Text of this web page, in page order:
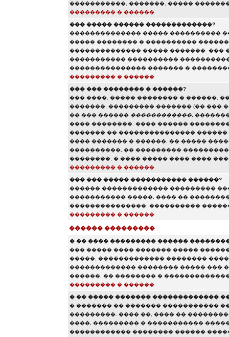
�����������, �������, �����
��������� � ������
��� ����� ������ �������������?
�������������� ����� ����������
����� �������� � ����������
�������������� ����� �������. ���
����������� ����������
��������������� ������� �
��������� � ������
��� ��� �������� � ������?
��� ����, ����� �������� � ������,
�������, ��������� ������� (�� ���
�� ��� ������ ������������,
���� ��������. ���� ������
������� �� ���������������
���� ������� � ������, �� �����
����������, �� ���������
��������, � ���� ����� ���� ����
��������� � ������
��� ��� ����� ����������� ������?
������ ������������� ���������
����������� �����. ���� ��
���������������, ����������
��������� � ������
������ ���������
� �� ���� ��������� ������
��� ����� ���� ������� �����
�����, ������������� ��������
������������� �������� ����� ���
������, �� �������� �
��������� � ������
� �� ����� ������� �������������
� ������� �� ������� �����������
���������. ���� ��, ���� ��
����, ��������� � �����������
������������ �������� ������